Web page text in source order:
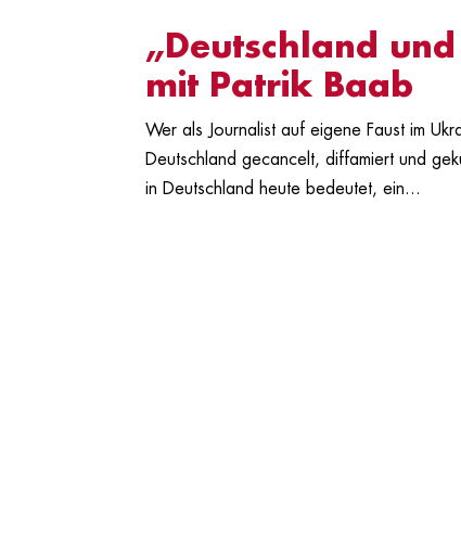
„Deutschland
mit Patrik Baab
Wer als Journalist auf eigene Faust im
Deutschland gecancelt, diffamiert und
in Deutschland heute bedeutet, ein...